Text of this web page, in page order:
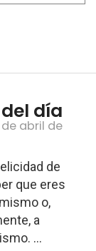
día
de abril de
de
que eres
o,
a
...